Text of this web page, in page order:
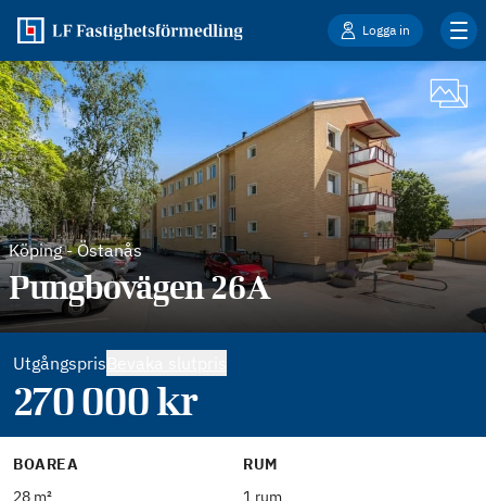
Logga in
Köping-Östanås
Pungbovägen 26A
Utgångspris
270 000kr
BOAREA
28 m²
RUM
1 rum